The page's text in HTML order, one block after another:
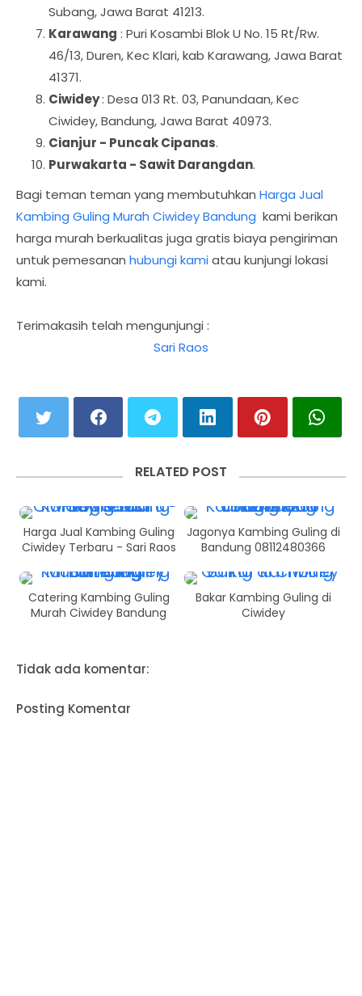
Subang, Jawa Barat 41213.
Karawang : Puri Kosambi Blok U No. 15 Rt/Rw.
46/13, Duren, Kec Klari, kab Karawang, Jawa Barat
41371.
Ciwidey: Desa 013 Rt. 03, Panundaan, Kec
Ciwidey, Bandung, Jawa Barat 40973.
Cianjur - Puncak Cipanas.
Purwakarta - Sawit Darangdan.
Bagi teman teman yang membutuhkan Harga Jual
Kambing Guling Murah Ciwidey Bandung kami berikan
harga murah berkualitas juga gratis biaya pengiriman
untuk pemesanan hubungi kamiatau kunjungi lokasi
kami.
Terimakasih telah mengunjungi :
Sari Raos
RELATED POST
Harga Jual Kambing Guling
Ciwidey Terbaru - Sari Raos
Jagonya Kambing Guling di
Bandung 08112480366
Catering Kambing Guling
Murah Ciwidey Bandung
Bakar Kambing Guling di
Ciwidey
Tidak ada komentar:
Posting Komentar